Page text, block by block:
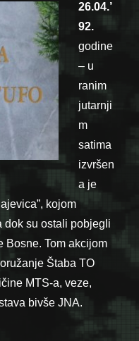
26.04.’
92.
godine
– u
ranim
jutarnji
m
satima
izvršen
a je
kojom
dok su ostali pobjegli
Bosne. Tomakcijom
Štaba TO
MTS-a, veze,
bivše JNA.
– Oslobađanja i